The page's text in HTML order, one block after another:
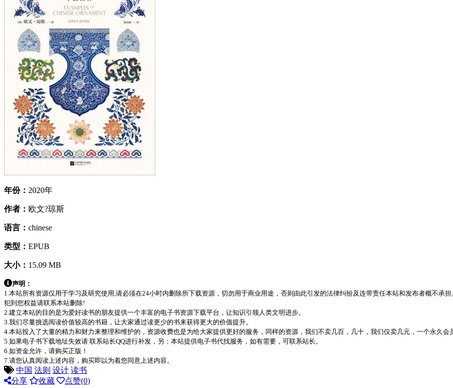
年份： 2020年
作者： 欧文?琼斯
语言： chinese
类型： EPUB
大小： 15.09 MB
声明：
1.本站所有资源仅用于学习及研究使用,请必须在24小时内删除所下载资源，切勿用于商业用途，否则由此引发的法律纠纷及连带责任本站和发布者概不承
犯到您权益请联系本站删除!
2.建立本站的目的是为爱好读书的朋友提供一个丰富的电子书资源下载平台，让知识引领人类文明进步。
3.我们尽量挑选阅读价值较高的书籍，让大家通过读更少的书来获得更大的价值提升。
4.本站投入了大量的精力和财力来整理和维护的，资源收费也是为给大家提供更好的服务，同样的资源，我们不卖几百，几十，我们仅卖几元，一个永久会
5.如果电子书下载地址失效请 联系站长QQ进行补发，另：本站提供电子书代找服务，如有需要，可联系站长。
6.如资金允许，请购买正版！
7.请您认真阅读上述内容，购买即以为着您同意上述内容。
中国 法则 设计 读书
分享
收藏 点赞(0)